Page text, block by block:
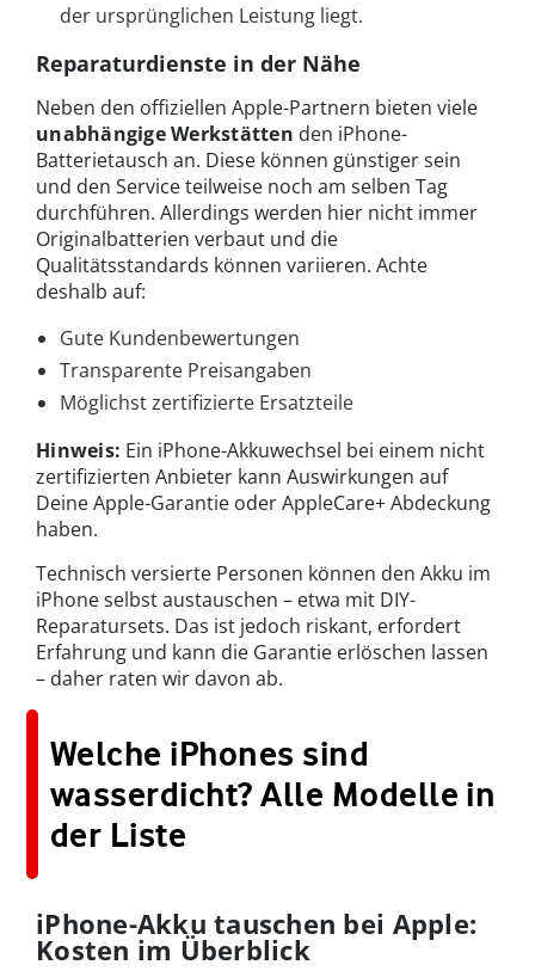
der ursprünglichen Leistung liegt.
Reparaturdienste in der Nähe
Neben den offiziellen Apple-Partnern bieten viele
unabhängige Werkstätten den iPhone-
Batterietausch an. Diese können günstiger sein
und den Service teilweise noch am selben Tag
durchführen. Allerdings werden hier nicht immer
Originalbatterien verbaut und die
Qualitätsstandards können variieren. Achte
deshalb auf:
Gute Kundenbewertungen
Transparente Preisangaben
Möglichst zertifizierte Ersatzteile
Hinweis: Ein iPhone-Akkuwechsel bei einem nicht
zertifizierten Anbieter kann Auswirkungen auf
Deine Apple-Garantie oder AppleCare+ Abdeckung
haben.
Technisch versierte Personen können den Akku im
iPhone selbst austauschen – etwa mit DIY-
Reparatursets. Das ist jedoch riskant, erfordert
Erfahrung und kann die Garantie erlöschen lassen
– daher raten wir davon ab.
Welche iPhones sind
wasserdicht? Alle Modelle in
der Liste
iPhone-Akku tauschen bei Apple:
Kosten im Überblick